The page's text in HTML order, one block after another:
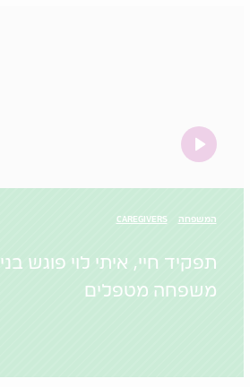
video
המשפחה CAREGIVERS
תפקיד חיי, איתי לוי פוגש בני
משפחה מטפלים